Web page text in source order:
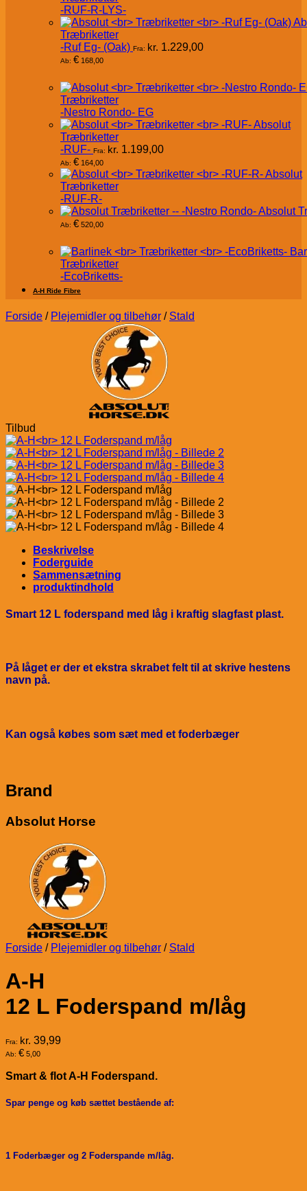
-RUF-R-LYS-
Træbriketter
-Ruf Eg- (Oak) Fra: kr. 1.229,00
Ab: € 168,00
Træbriketter
-Nestro Rondo- EG
Absolut
Træbriketter
-RUF- Fra: kr. 1.199,00
Ab: € 164,00
Absolut
Træbriketter
-RUF-R-
Absolut
Ab: € 520,00
Træbriketter
-EcoBriketts-
A-H Ride Fibre
Forside / Plejemidler og tilbehør / Stald
Tilbud
Beskrivelse
Foderguide
Sammensætning
produktindhold
Smart 12 L foderspand med låg i kraftig slagfast plast.
På låget er der et ekstra skrabet felt til at skrive hestens
navn på.
Kan også købes som sæt med et foderbæger
Brand
Absolut Horse
Forside / Plejemidler og tilbehør / Stald
A-H
12 L Foderspand m/låg
Fra: kr. 39,99
Ab: € 5,00
Smart & flot A-H Foderspand.
Spar penge og køb sættet bestående af:
1 Foderbæger og 2 Foderspande m/låg.